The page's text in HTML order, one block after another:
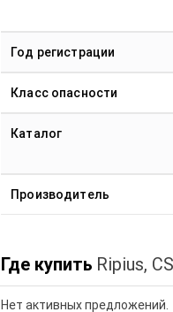
Год регистрации
Класс опасности
Каталог
Производитель
Где купить Ripius,
Нет активных предложений.